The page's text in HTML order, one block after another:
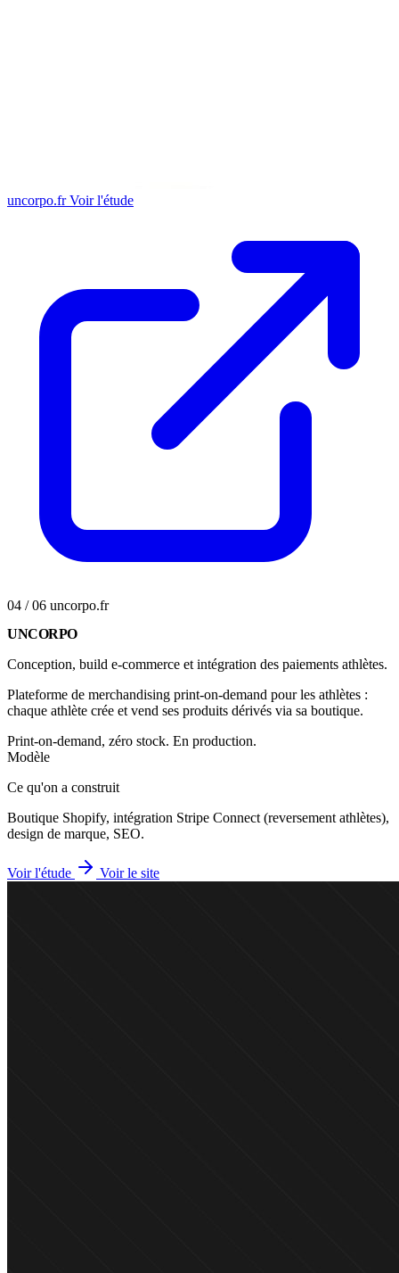
uncorpo.fr Voir l'étude
04 / 06 uncorpo.fr
UNCORPO
Conception, build e-commerce et intégration des paiements athlètes.
Plateforme de merchandising print-on-demand pour les athlètes :
chaque athlète crée et vend ses produits dérivés via sa boutique.
Print-on-demand, zéro stock. En production.
Modèle
Ce qu'on a construit
Boutique Shopify, intégration Stripe Connect (reversement athlètes),
design de marque, SEO.
Voir l'étude Voir le site